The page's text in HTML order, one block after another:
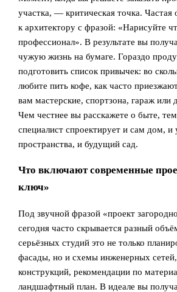
участка, — критическая точка.
к архитектору с фразой: «Нарисуйте
профессионал». В результате вы
чужую жизнь на бумаге. Гораздо
подготовить список привычек: во
любите пить кофе, как часто
вам мастерские, спортзона, гараж или
Чем честнее вы расскажете о быте,
специалист спроектирует и сам дом, и
пространства, и будущий сад.
Что включают современные
ключ»
Под звучной фразой «проект
сегодня часто скрывается разный
серьёзных студий это не только
фасады, но и схемы инженерных
конструкций, рекомендации по
ландшафтный план. В идеале вы